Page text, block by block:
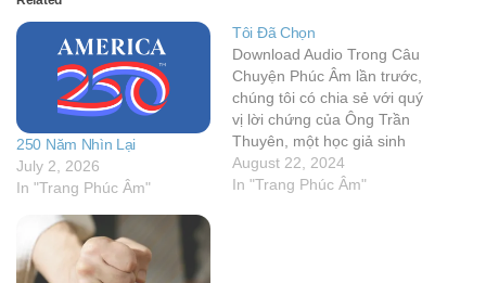
250 Năm Nhìn Lại
July 2, 2026
In "Trang Phúc Âm"
Tôi Đã Chọn
Download Audio Trong Câu
Chuyện Phúc Âm lần trước,
chúng tôi có chia sẻ với quý
vị lời chứng của Ông Trần
Thuyên, một học giả sinh
sống tại Pháp trước đây.
Ông Trần Thuyên viết: Gia
August 22, 2024
In "Trang Phúc Âm"